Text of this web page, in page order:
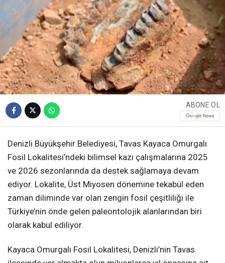
ABONE OL
Denizli Büyükşehir Belediyesi, Tavas Kayaca Omurgalı
Fosil Lokalitesi’ndeki bilimsel kazı çalışmalarına 2025
ve 2026 sezonlarında da destek sağlamaya devam
ediyor. Lokalite, Üst Miyosen dönemine tekabül eden
zaman diliminde var olan zengin fosil çeşitliliği ile
Türkiye’nin önde gelen paleontolojik alanlarından biri
olarak kabul ediliyor.
Kayaca Omurgalı Fosil Lokalitesi, Denizli’nin Tavas